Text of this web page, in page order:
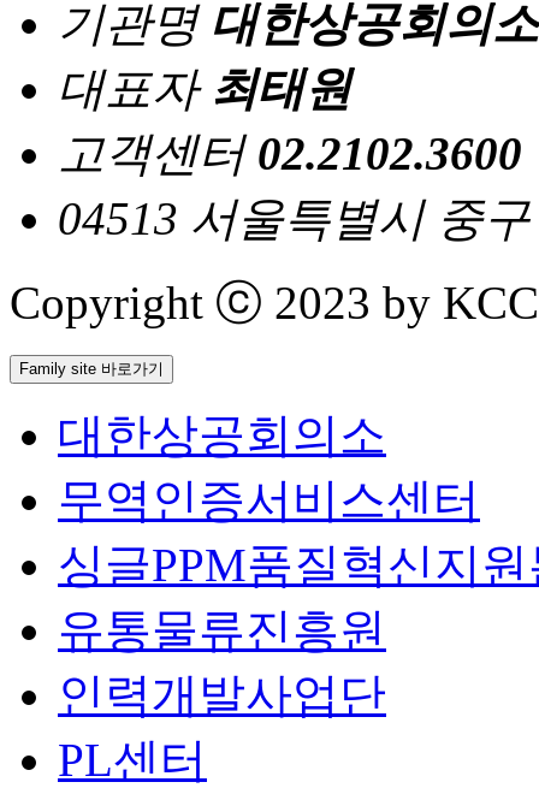
기관명 대한상공회의소
대표자 최태원
고객센터 02.2102.3600
04513 서울특별시 중
Copyright ⓒ 2023 by
Family site 바로가기
대한상공회의소
무역인증서비스센터
싱글PPM품질혁신지
유통물류진흥원
인력개발사업단
PL센터